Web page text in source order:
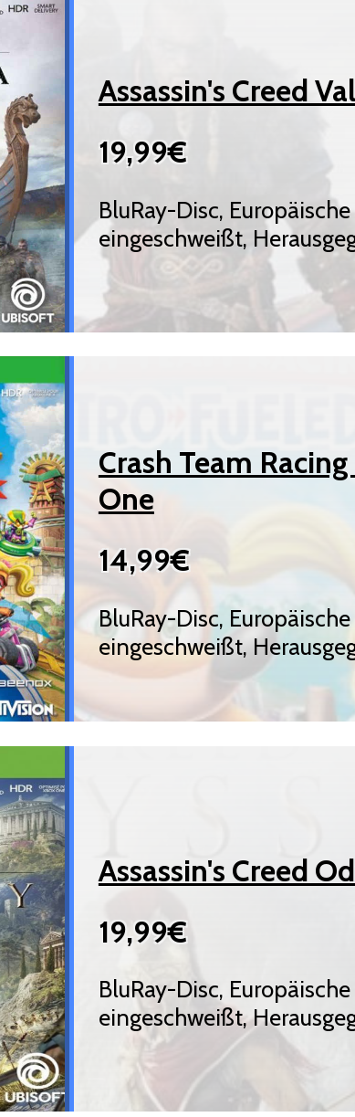
Assassin's Creed
19,99€
BluRay-Disc,
eingeschweißt,
Crash Team
One
14,99€
BluRay-Disc,
eingeschweißt,
Assassin's Creed
19,99€
BluRay-Disc,
eingeschweißt,